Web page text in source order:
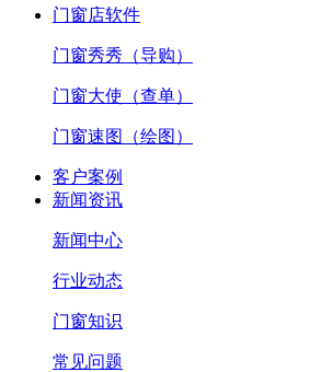
门窗店软件
门窗秀秀（导购）
门窗大使（查单）
门窗速图（绘图）
客户案例
新闻资讯
新闻中心
行业动态
门窗知识
常见问题